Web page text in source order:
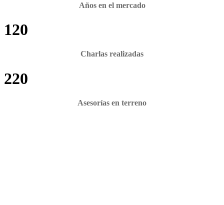
Años en el mercado
120
Charlas realizadas
220
Asesorías en terreno